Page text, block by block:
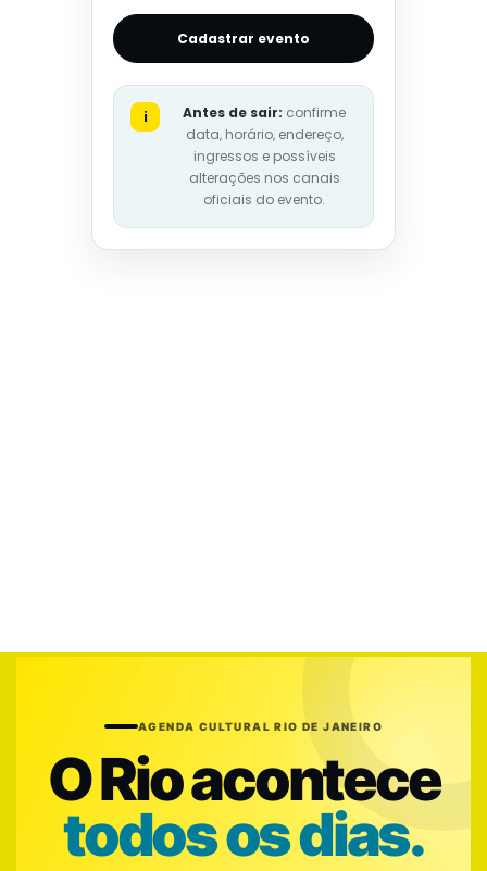
Cadastrar evento
i Antes de sair: confirme
data, horário, endereço,
ingressos e possíveis
alterações nos canais
oficiais do evento.
AGENDA CULTURAL RIO DE JANEIRO
O Rio acontece
todos os dias.